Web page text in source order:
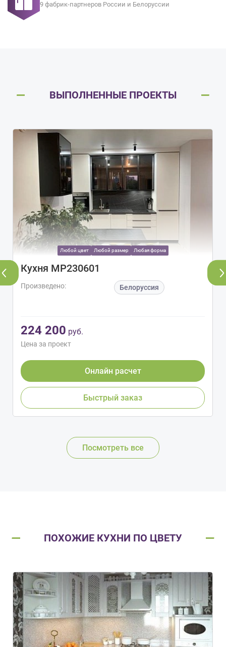
9 фабрик-партнеров России и Белоруссии
ВЫПОЛНЕННЫЕ ПРОЕКТЫ
Любой цвет Любой размер Любая форма
Кухня МР230601
Произведено: Белоруссия
224 200 руб.
Цена за проект
Онлайн расчет
Быстрый заказ
Посмотреть все
ПОХОЖИЕ КУХНИ ПО ЦВЕТУ